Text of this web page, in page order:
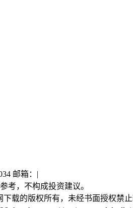
邮箱： |
考，不构成投资建议。
载的版权所有，未经书面授权禁